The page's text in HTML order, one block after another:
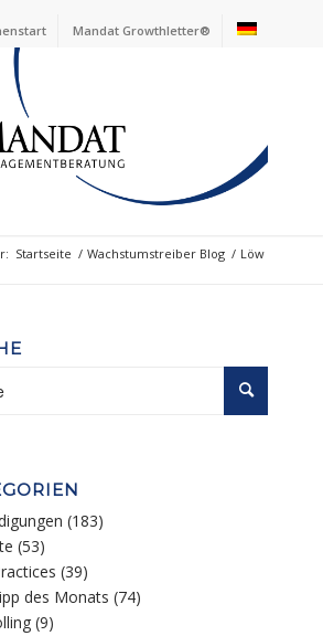
Mandat Growthletter®
Startseite / Wachstumstreiber Blog / Löw
(183)
(53)
(39)
des Monats (74)
(9)